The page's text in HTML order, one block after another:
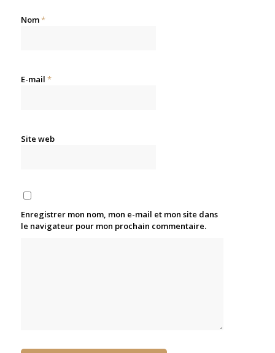
Nom*
E-mail *
Site web
Enregistrer mon nom, mon e-mail et mon site dans
le navigateur pour mon prochain commentaire.